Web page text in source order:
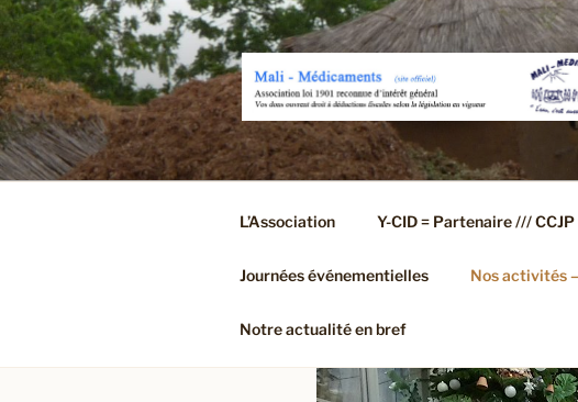
Aller
au
contenu
principal
L’Association Y-CID = Partenaire ///
Journées événementielles Nos activités
Notre actualité en bref